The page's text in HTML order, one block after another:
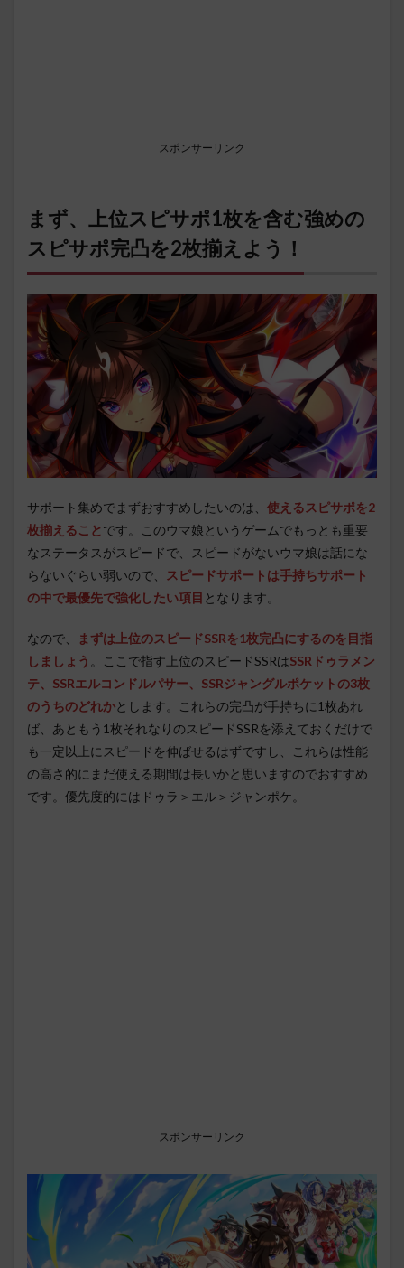
スポンサーリンク
まず、上位スピサポ1枚を含む強めの
スピサポ完凸を2枚揃えよう！
サポート集めでまずおすすめしたいのは、 使えるスピサポを2
枚揃えることです。このウマ娘というゲームでもっとも重要
なステータスがスピードで、スピードがないウマ娘は話にな
らないぐらい弱いので、
スピードサポートは手持ちサポート
の中で最優先で強化したい項目 となります。
なので、
まずは上位のスピードSSRを1枚完凸にするのを目指
しましょう 。ここで指す上位のスピードSSRはSSRドゥラメン
テ、SSRエルコンドルパサー、SSRジャングルポケットの3枚
のうちのどれかとします。これらの完凸が手持ちに1枚あれ
ば、あともう1枚それなりのスピードSSRを添えておくだけで
も一定以上にスピードを伸ばせるはずですし、これらは性能
の高さ的にまだ使える期間は長いかと思いますのでおすすめ
です。優先度的にはドゥラ＞エル＞ジャンポケ。
スポンサーリンク